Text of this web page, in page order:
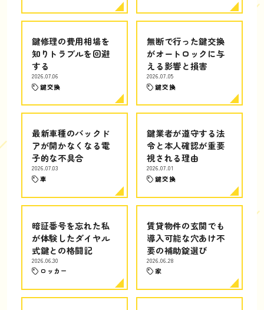
鍵修理の費用相場を
知りトラブルを回避
する
2026.07.06
鍵交換
無断で行った鍵交換
がオートロックに与
える影響と損害
2026.07.05
鍵交換
最新車種のバックド
アが開かなくなる電
子的な不具合
2026.07.03
車
鍵業者が遵守する法
令と本人確認が重要
視される理由
2026.07.01
鍵交換
暗証番号を忘れた私
が体験したダイヤル
式鍵との格闘記
2026.06.30
ロッカー
賃貸物件の玄関でも
導入可能な穴あけ不
要の補助錠選び
2026.06.28
家